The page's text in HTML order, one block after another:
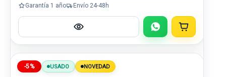
Garantía 1 año Envío 24-48h
-5% USADO NOVEDAD